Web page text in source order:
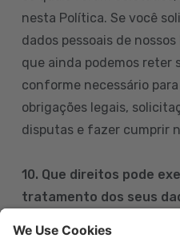
nesta Política. Se você
dados pessoais de
que ainda podemos reter
conforme necessário
obrigações legais,
disputas e fazer cumprir
10. Que direitos pode
tratamento dos seus